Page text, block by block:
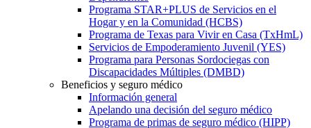
Programa STAR+PLUS de Servicios en el
Hogar y en la Comunidad (HCBS)
Programa de Texas para Vivir en Casa (TxHmL)
Servicios de Empoderamiento Juvenil (YES)
Programa para Personas Sordociegas con
Discapacidades Múltiples (DMBD)
Beneficios y seguro médico
Información general
Apelando una decisión del seguro médico
Programa de primas de seguro médico (HIPP)